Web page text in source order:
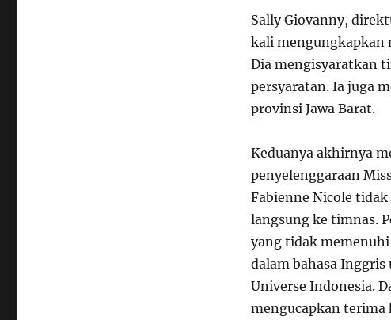
Sally Giovanny,
kali mengungkapkan
Dia mengisyaratkan
persyaratan. Ia juga
provinsi Jawa Barat.
Keduanya akhirnya
penyelenggaraan
Fabienne Nicole
langsung ke timnas.
yang tidak memenuhi
dalam bahasa
Universe Indonesia.
mengucapkan terima